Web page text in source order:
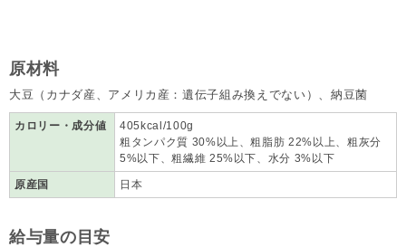
原材料
大豆（カナダ産、アメリカ産：遺伝子組み換えでない）、納豆菌
カロリー・成分値
405kcal/100g
粗タンパク質 30%以上、粗脂肪 22%以上、粗灰分
5%以下、粗繊維 25%以下、水分 3%以下
原産国 日本
給与量の目安